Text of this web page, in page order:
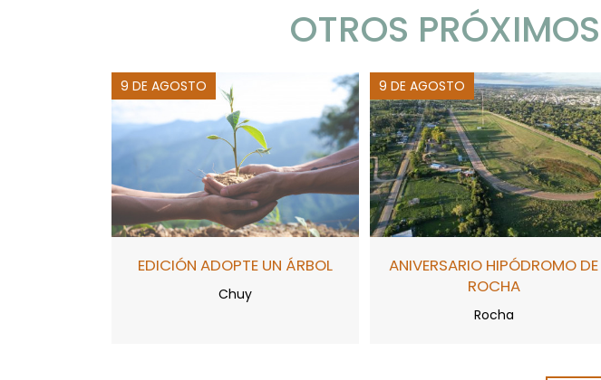
OTROS
9 DE AGOSTO
EDICIÓN ADOPTE UN ÁRBOL
Chuy
9 DE AGOSTO
ANIVERSARIO HIPÓDROMO DE
ROCHA
Rocha